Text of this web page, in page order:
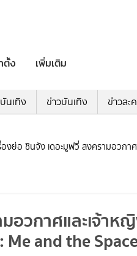
ตั้ง เพิ่มเติม
นเทิง ข่าวบันเทิง ข่าวละ
องย่อ ชินจัง เดอะมูฟวี่ สงครามอวกา
อวกาศและเจ้าห
and the